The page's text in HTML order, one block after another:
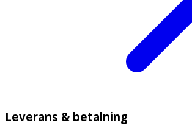
Leverans & betalning